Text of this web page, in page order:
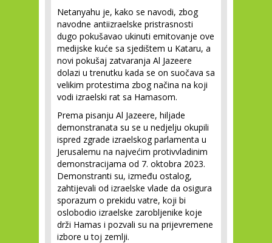
Netanyahu je, kako se navodi, zbog
navodne antiizraelske pristrasnosti
dugo pokušavao ukinuti emitovanje ove
medijske kuće sa sjedištem u Kataru, a
novi pokušaj zatvaranja Al Jazeere
dolazi u trenutku kada se on suočava sa
velikim protestima zbog načina na koji
vodi izraelski rat sa Hamasom.
Prema pisanju Al Jazeere, hiljade
demonstranata su se u nedjelju okupili
ispred zgrade izraelskog parlamenta u
Jerusalemu na najvećim protivvladinim
demonstracijama od 7. oktobra 2023.
Demonstranti su, između ostalog,
zahtijevali od izraelske vlade da osigura
sporazum o prekidu vatre, koji bi
oslobodio izraelske zarobljenike koje
drži Hamas i pozvali su na prijevremene
izbore u toj zemlji.